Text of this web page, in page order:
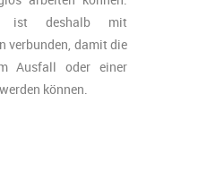
ist deshalb mit
verbunden, damit die
Ausfall oder einer
können.